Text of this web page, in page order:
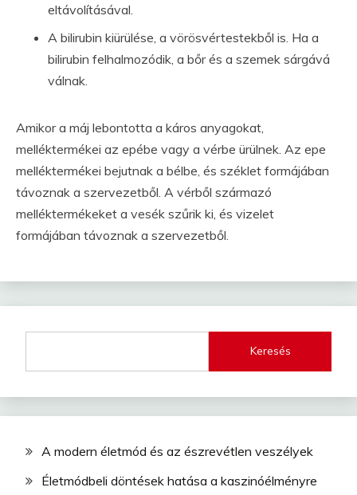
eltávolításával.
A bilirubin kiürülése, a vörösvértestekből is. Ha a
bilirubin felhalmozódik, a bőr és a szemek sárgává
válnak.
Amikor a máj lebontotta a káros anyagokat,
melléktermékei az epébe vagy a vérbe ürülnek. Az epe
melléktermékei bejutnak a bélbe, és széklet formájában
távoznak a szervezetből. A vérből származó
melléktermékeket a vesék szűrik ki, és vizelet
formájában távoznak a szervezetből.
Keresés
A modern életmód és az észrevétlen veszélyek
Életmódbeli döntések hatása a kaszinóélményre